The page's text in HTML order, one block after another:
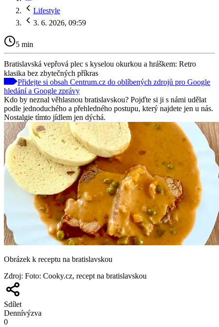
Lifestyle
3. 6. 2026, 09:59
5 min
Bratislavská vepřová plec s kyselou okurkou a hráškem: Retro
klasika bez zbytečných příkras
Přidejte si obsah Centrum.cz do oblíbených zdrojů pro Google
hledání a Google zprávy
Kdo by neznal věhlasnou bratislavskou? Pojďte si ji s námi udělat
podle jednoduchého a přehledného postupu, který najdete jen u nás.
Nostalgie tímto jídlem jen dýchá.
Obrázek k receptu na bratislavskou
Zdroj: Foto: Cooky.cz, recept na bratislavskou
Sdílet
Dennívýzva
0